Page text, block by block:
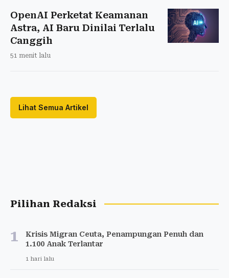
OpenAI Perketat Keamanan
Astra, AI Baru Dinilai Terlalu
Canggih
51 menit lalu
Lihat Semua Artikel
Pilihan Redaksi
1
Krisis Migran Ceuta, Penampungan Penuh dan
1.100 Anak Terlantar
1 hari lalu